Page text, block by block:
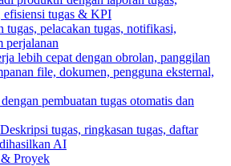
efisiensi tugas & KPI
tugas, pelacakan tugas, notifikasi,
perjalanan
lebih cepat dengan obrolan, panggilan
file, dokumen, pengguna eksternal,
pembuatan tugas otomatis dan
Deskripsi tugas, ringkasan tugas, daftar
AI
Proyek